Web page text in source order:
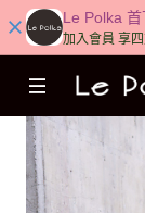
Le Polka
加入會員 享